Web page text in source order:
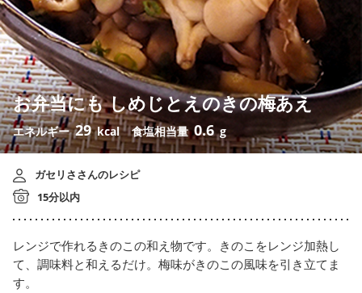
お弁当にも しめじとえのきの梅あえ
エネルギー29 kcal 食塩相当量 0.6 g
ガセリささんのレシピ
15分以内
レンジで作れるきのこの和え物です。きのこをレンジ加熱し
て、調味料と和えるだけ。梅味がきのこの風味を引き立てま
す。